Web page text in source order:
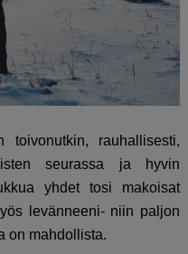
rauhallisesti,
seurassa ja hyvin
yhdet tosi makoisat
levänneeni- niin paljon
on mahdollista.